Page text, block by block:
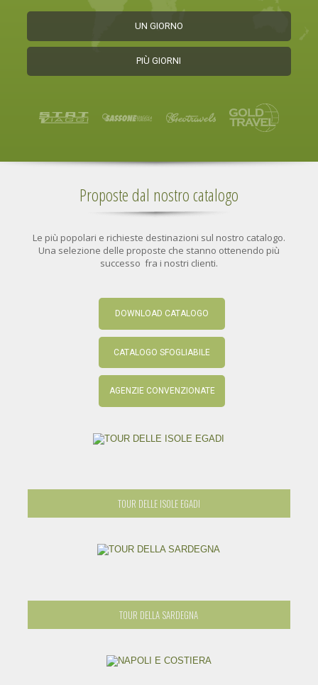
UN GIORNO
PIÙ GIORNI
Proposte dal nostro catalogo
Le più popolari e richieste destinazioni sul nostro catalogo.
Una selezione delle proposte che stanno ottenendo più
successo fra i nostri clienti.
DOWNLOAD CATALOGO
CATALOGO SFOGLIABILE
AGENZIE CONVENZIONATE
TOUR DELLE ISOLE EGADI
TOUR DELLA SARDEGNA